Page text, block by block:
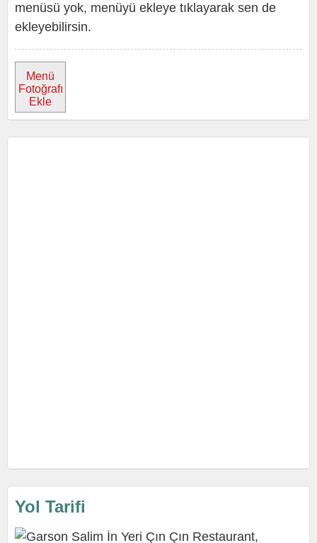
menüsü yok, menüyü ekleye tıklayarak sen de
ekleyebilirsin.
Menü
Fotoğrafı
Ekle
Yol Tarifi